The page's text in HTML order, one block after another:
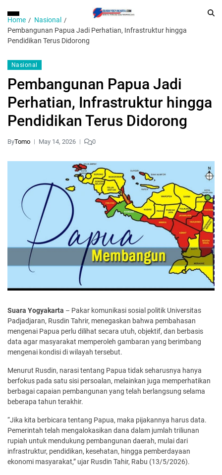
Home
Nasional
Pembangunan Papua Jadi Perhatian, Infrastruktur hingga
Pendidikan Terus Didorong
Nasional
Pembangunan Papua Jadi
Perhatian, Infrastruktur hingga
Pendidikan Terus Didorong
ByTomo May 14, 2026 0
Suara Yogyakarta – Pakar komunikasi sosial politik Universitas
Padjadjaran, Rusdin Tahrir, menegaskan bahwa pembahasan
mengenai Papua perlu dilihat secara utuh, objektif, dan berbasis
data agar masyarakat memperoleh gambaran yang berimbang
mengenai kondisi di wilayah tersebut.
Menurut Rusdin, narasi tentang Papua tidak seharusnya hanya
berfokus pada satu sisi persoalan, melainkan juga memperhatikan
berbagai capaian pembangunan yang telah berlangsung selama
beberapa tahun terakhir.
“Jika kita berbicara tentang Papua, maka pijakannya harus data.
Pemerintah telah mengalokasikan dana dalam jumlah triliunan
rupiah untuk mendukung pembangunan daerah, mulai dari
infrastruktur, pendidikan, kesehatan, hingga pemberdayaan
ekonomi masyarakat,” ujar Rusdin Tahir, Rabu (13/5/2026).